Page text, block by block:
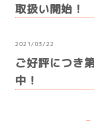
取扱い開始！
2021/03/22
ご好評につき
中！